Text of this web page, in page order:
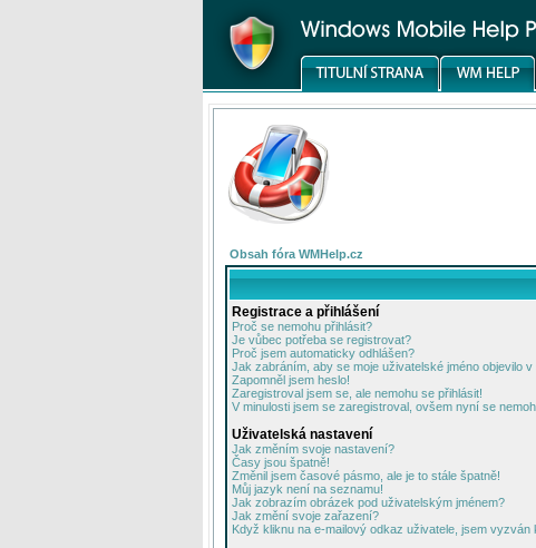
Obsah fóra WMHelp.cz
Registrace a přihlášení
Proč se nemohu přihlásit?
Je vůbec potřeba se registrovat?
Proč jsem automaticky odhlášen?
Jak zabráním, aby se moje uživatelské jméno objevilo
Zapomněl jsem heslo!
Zaregistroval jsem se, ale nemohu se přihlásit!
V minulosti jsem se zaregistroval, ovšem nyní se
Uživatelská nastavení
Jak změním svoje nastavení?
Časy jsou špatně!
Změnil jsem časové pásmo, ale je to stále špatně!
Můj jazyk není na seznamu!
Jak zobrazím obrázek pod uživatelským jménem?
Jak změní svoje zařazení?
Když kliknu na e-mailový odkaz uživatele, jsem vyzván